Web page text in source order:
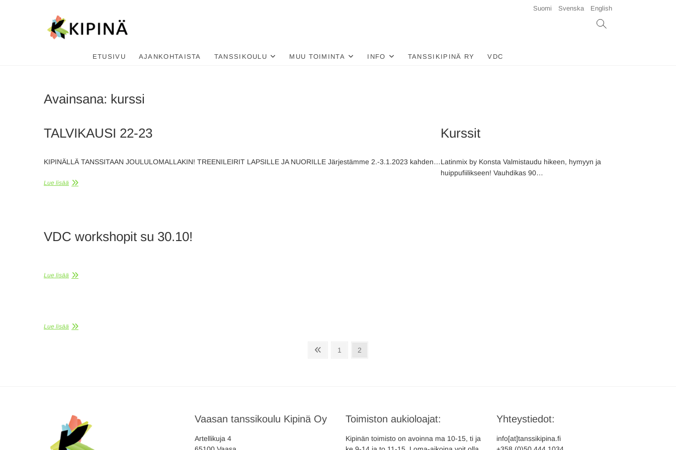
Suomi Svenska English
ETUSIVU AJANKOHTAISTA TANSSIKOULU MUU TOIMINTA INFO TANSSIKIPINÄ RY VDC
Avainsana: kurssi
TALVIKAUSI 22-23
KIPINÄLLÄ TANSSITAAN JOULULOMALLAKIN! TREENILEIRIT LAPSILLE JA NUORILLE Järjestämme 2.-3.1.2023 kahden…
Lue lisää
VDC workshopit su 30.10!
Lue lisää
Kurssit
Latinmix by Konsta Valmistaudu hikeen, hymyyn ja
huippufiilikseen! Vauhdikas 90…
Lue lisää
PreviousPage
1 Page
2
Vaasan tanssikoulu Kipinä Oy
Artellikuja 4
Toimiston aukioloajat:
Kipinän toimisto on avoinna ma 10-15, ti ja
Yhteystiedot:
info[at]tanssikipina.fi